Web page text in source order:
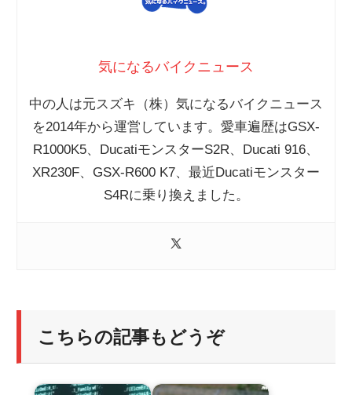
気になるバイクニュース
中の人は元スズキ（株）気になるバイクニュース
を2014年から運営しています。愛車遍歴はGSX-
R1000K5、DucatiモンスターS2R、Ducati 916、
XR230F、GSX-R600 K7、最近Ducatiモンスター
S4Rに乗り換えました。
こちらの記事もどうぞ